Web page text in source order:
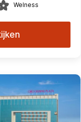
Welness